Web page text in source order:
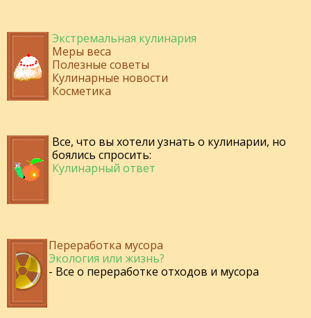
Экстремальная кулинария
Меры веса
Полезные советы
Кулинарные новости
Косметика
Все, что вы хотели узнать о кулинарии, но
боялись спросить:
Кулинарный ответ
Переработка мусора
Экология или жизнь?
- Все о переработке отходов и мусора